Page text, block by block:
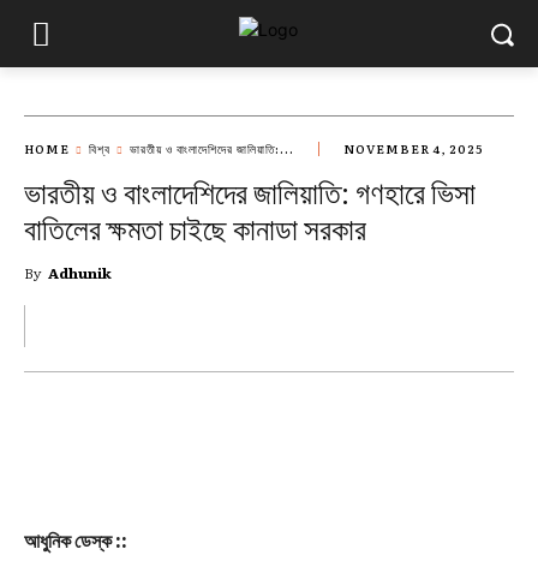
HOME বিশ্ব ভারতীয় ও বাংলাদেশিদের জালিয়াতি:... NOVEMBER 4, 2025
ভারতীয় ও বাংলাদেশিদের জালিয়াতি: গণহারে ভিসা
বাতিলের ক্ষমতা চাইছে কানাডা সরকার
By Adhunik
আধুনিক ডেস্ক ::